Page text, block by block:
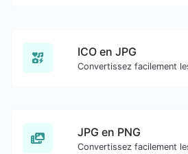
ICO en JPG
JPG en PNG